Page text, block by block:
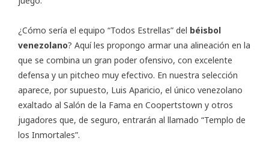
¿Cómo sería el equipo “Todos Estrellas” del béisbol
venezolano? Aquí les propongo armar una alineación en la
que se combina un gran poder ofensivo, con excelente
defensa y un pitcheo muy efectivo. En nuestra selección
aparece, por supuesto, Luis Aparicio, el único venezolano
exaltado al Salón de la Fama en Coopertstown y otros
jugadores que, de seguro, entrarán al llamado “Templo de
los Inmortales”.